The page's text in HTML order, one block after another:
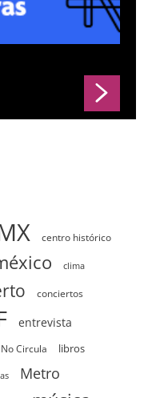
centro histórico
clima
conciertos
entrevista
Circula libros
Metro